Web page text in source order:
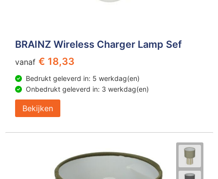
BRAINZ Wireless Charger Lamp Sef
vanaf € 18,33
Bedrukt geleverd in: 5 werkdag(en)
Onbedrukt geleverd in: 3 werkdag(en)
Bekijken